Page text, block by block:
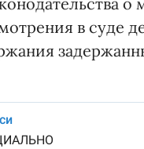
в суде